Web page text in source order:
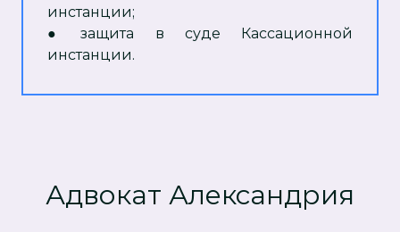
инстанции;
●защита в суде Кассационной
инстанции.
Адвокат Александрия